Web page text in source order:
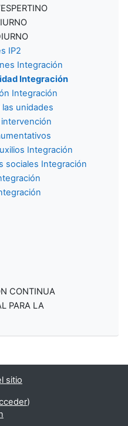
IP2
Integración
Integración
Integración
unidades
Integración
sociales Integración
CONTINUA
PARA LA
sitio
)